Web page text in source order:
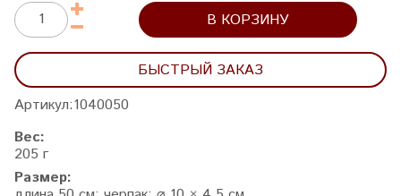
В КОРЗИНУ
БЫСТРЫЙ ЗАКАЗ
Артикул:1040050
Вес:
205 г
Размер: